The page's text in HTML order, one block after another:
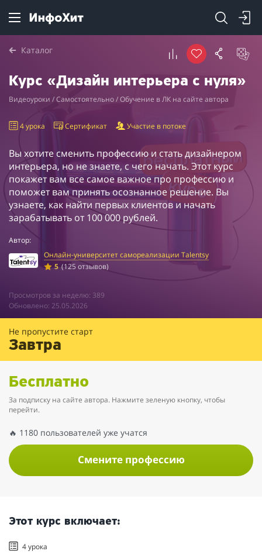
Каталог
Курс «Дизайн интерьера с нуля»
Видеоуроки / Самостоятельно / Обучение в ЛК на сайте автора
4 урока Сертификат Участие в потоке
Вы хотите сменить профессию и стать дизайнером
интерьера, но не знаете, с чего начать. Этот курс
покажет вам все самое важное про профессию и
поможет вам принять осознанное решение. Вы
узнаете, как найти первых клиентов и начать
зарабатывать от 100 000 рублей.
Автор:
Онлайн-университет самореализации Talentsy
5 (125 отзывов)
Просмотров за неделю: 389
Обновлено: 25.05.2026
Не пропустите старт
Завтра
Бесплатно
За подписку на сайте автора. Нажмите зеленую кнопку, чтобы
перейти.
🔥 1180 пользователей уже учатся
Смените профессию
Этот курс включает:
4 урока